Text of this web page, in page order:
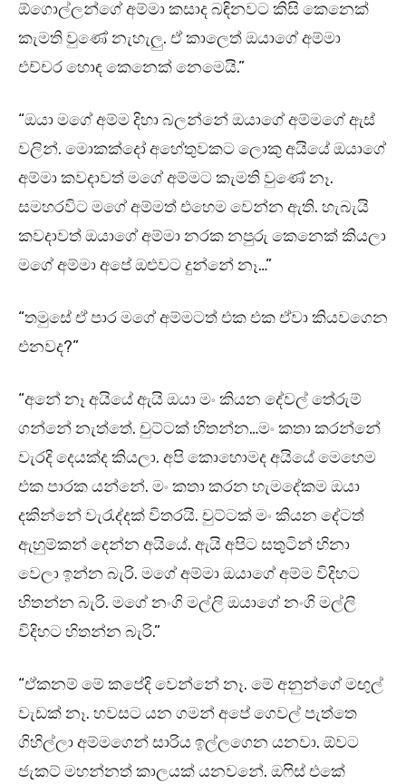
ඕගොල්ලන්ගේ අම්මා කසාද බඳිනවට කිසි කෙනෙක්
කැමති වුණේ නැහැලු. ඒ කාලෙත් ඔයාගේ අම්මා
එච්චර හොඳ කෙනෙක් නෙමෙයි.”
“ඔයා මගේ අම්ම දිහා බලන්නේ ඔයාගේ අම්මගේ ඇස්
වලින්. මොකක්දෝ අහේතුවකට ලොකු අයියේ ඔයාගේ
අම්මා කවදාවත් මගේ අම්මට කැමති වුණේ නෑ.
සමහරවිට මගේ අම්මත් එහෙම වෙන්න ඇති. හැබැයි
කවදාවත් ඔයාගේ අම්මා නරක නපුරු කෙනෙක් කියලා
මගේ අම්මා අපේ ඔළුවට දුන්නේ නෑ…”
“තමුසේ ඒ පාර මගේ අම්මටත් එක එක ඒවා කියවගෙන
එනවද?”
“අනේ නෑ අයියේ ඇයි ඔයා මං කියන දේවල් තේරුම්
ගන්නේ නැත්තේ. චුට්ටක් හිතන්න…මං කතා කරන්නේ
වැරදි දෙයක්ද කියලා. අපි කොහොමද අයියේ මෙහෙම
එක පාරක යන්නේ. මං කතා කරන හැමදේකම ඔයා
දකින්නේ වැරැද්දක් විතරයි. චුට්ටක් මං කියන දේටත්
ඇහුම්කන් දෙන්න අයියේ. ඇයි අපිට සතුටින් හිනා
වෙලා ඉන්න බැරි. මගේ අම්මා ඔයාගේ අම්ම විදිහට
හිතන්න බැරි. මගේ නංගි මල්ලි ඔයාගේ නංගි මල්ලි
විදිහට හිතන්න බැරි.”
“ඒකනම් මේ කපේදි වෙන්නේ නෑ. මේ අනුන්ගේ මඟුල්
වැඩක් නෑ. හවසට යන ගමන් අපේ ගෙවල් පැත්තෙ
ගිහිල්ලා අම්මගෙන් සාරිය ඉල්ලගෙන යනවා. ඕවට
ජැකට් මහන්නත් කාලයක් යනවනේ. ඔෆිස් එකේ